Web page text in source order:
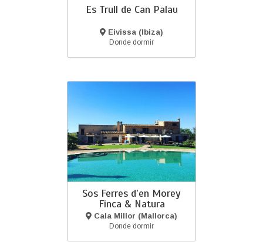
Es Trull de Can Palau
Eivissa (Ibiza)
Donde dormir
Sos Ferres d’en Morey
Finca & Natura
Cala Millor (Mallorca)
Donde dormir